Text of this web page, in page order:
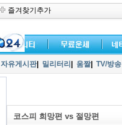
즐겨찾기추가
자유게시판| 밀리터리 움짤| TV/방송
코스피 희망편 vs 절망편